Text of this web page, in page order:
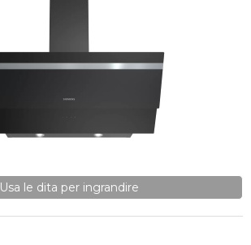
Usa le dita per ingrandire